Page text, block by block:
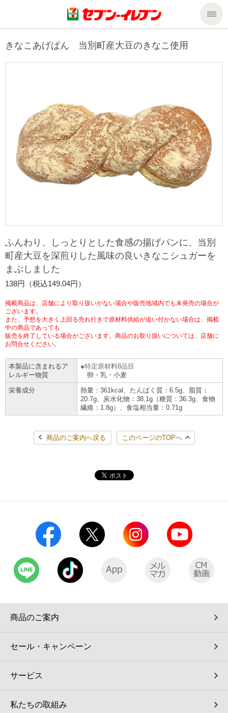
商品のご案内
来週の新商品
商品カテゴリ一覧
セブンプレミアム
ギフト
プリペイドカード・金券
ニンテンドー・ダウンロードカード
サービストップ
nanacoトップ
マルチコピー機でできること
コピー
プリント
スキャン
ファクス
チケット
プリペイドサービス
スポーツ振興くじ
行政サービス
学び・教育
宅配便
切手・はがき・印紙
セブン銀行ATM
ご利用可能なお支払い方法
スマホプリペイド
レジでApple Accountにチャージ
オンラインフォトサービス
コインランドリー（店舗限定）
宅配ロッカー（店舗限定）
自転車シェアリング（店舗限定）
モバイルバッテリーシェアリング（店舗限定）
モバイルWi-Fiバッテリーシェアリング（店舗限定）
荷物預かりサービス「ecbocloakエクボクローク」（店舗限定）
パウダースペース ラブン（店舗限定）
ソフトバンクギフト
チケットサービス
セブンチケット
イープラス
JTB
セブン‐イレブンでお受取り
セブンネットショッピング
企業情報
企業情報トップ
ニュースリリース
企業理念
会社概要
貸借対照表・損益計算書
沿革
国内店舗数
売上高、店舗数推移
セブン‐イレブンの海外事業
データで見るセブン‐イレブン
セブン‐イレブンの「商品力」
セブン-イレブンの横顔
セブン-イレブンの歴史
私たちの取組み
セブン＆アイ・ホールディングスの重点課題
サステナビリティ活動基本方針
サステナビリティ推進体制
GREEN CHALLENGE 2050
4VISIONS
サステナビリティニュース
サステナビリティレポート
報告書ライブラリー
加盟店オーナー募集 物件募集・購入
アルバイト情報
店舗検索
お問い合わせ
Language
English (Corporate)
English (Services)
简体中文(服务)
한국어(서비스)
きなこあげぱん 当別町産大豆のきなこ使用
ふんわり、しっとりとした食感の揚げパンに、当別
町産大豆を深煎りした風味の良いきなこシュガーを
まぶしました
138円（税込149.04円）
掲載商品は、店舗により取り扱いがない場合や販売地域内でも未発売の場合が
ございます。
また、予想を大きく上回る売れ行きで原材料供給が追い付かない場合は、掲載
中の商品であっても
販売を終了している場合がございます。商品のお取り扱いについては、店舗に
お問合せください。
本製品に含まれるア
レルギー物質
特定原材料8品目
卵・乳・小麦
栄養成分
熱量：361kcal、たんぱく質：6.5g、脂質：
20.7g、炭水化物：38.1g（糖質：36.3g、食物
繊維：1.8g）、食塩相当量：0.71g
商品のご案内へ戻る このページのTOPへ
商品のご案内
セール・キャンペーン
サービス
私たちの取組み